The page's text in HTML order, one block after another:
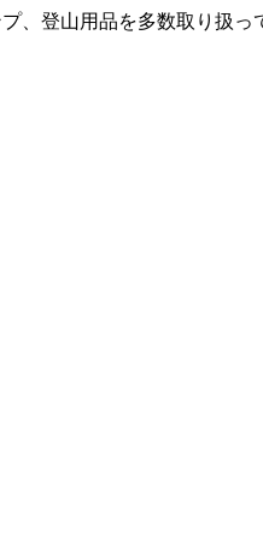
登山用品を多数取り扱っ